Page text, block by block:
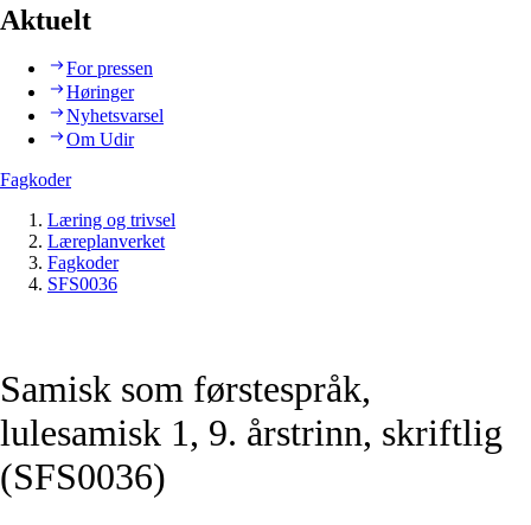
Aktuelt
For pressen
Høringer
Nyhetsvarsel
Om Udir
Fagkoder
Læring og trivsel
Læreplanverket
Fagkoder
SFS0036
Samisk som førstespråk,
lulesamisk 1, 9. årstrinn, skriftlig
(SFS0036)